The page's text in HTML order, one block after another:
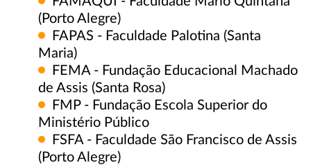
(Porto Alegre)
FAPAS - Faculdade Palotina (Santa
Maria)
FEMA - Fundação Educacional Machado
de Assis (Santa Rosa)
FMP - Fundação Escola Superior do
Ministério Público
FSFA - Faculdade São Francisco de Assis
(Porto Alegre)